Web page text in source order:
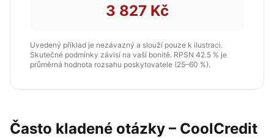
3 827 Kč
Uvedený příklad je nezávazný a slouží pouze k ilustraci.
Skutečné podmínky závisí na vaší bonitě. RPSN 42.5 % je
průměrná hodnota rozsahu poskytovatele (25–60 %).
Často kladené otázky – CoolCredit